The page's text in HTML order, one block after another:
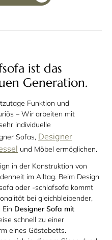
ist das
Generation.
Funktion und
– Wir arbeiten mit
individuelle
Sofas, Designer
und Möbel ermöglichen.
in der Konstruktion von
im Alltag. Beim Design
oder -schlafsofa kommt
bei gleichbleibender,
Designer Sofa mit
schnell zu einer
eines Gästebetts.